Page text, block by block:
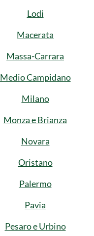
Lodi
Macerata
Massa-Carrara
Medio Campidano
Milano
Monza e Brianza
Novara
Oristano
Palermo
Pavia
Pesaro e Urbino